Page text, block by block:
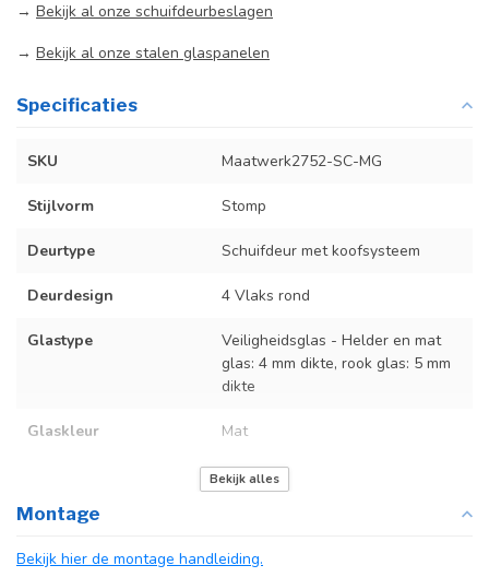
→ Bekijk al onze schuifdeurbeslagen
→ Bekijk al onze stalen glaspanelen
Specificaties
SKU Maatwerk2752-SC-MG
Stijlvorm Stomp
Deurtype Schuifdeur met koofsysteem
Deurdesign 4 Vlaks rond
Glastype
Veiligheidsglas - Helder en mat
glas: 4 mm dikte, rook glas: 5 mm
dikte
Glaskleur Mat
Op maat gemaakt
Incl. deurgreep
Incl. systeem
Bekijk alles
Montage
Bekijk hier de montage handleiding.